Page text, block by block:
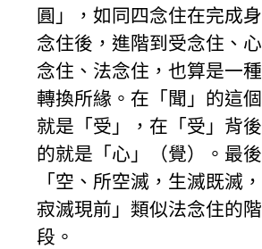
圓」，如同四念住在完成身
念住後，進階到受念住、心
念住、法念住，也算是一種
轉換所緣。在「聞」的這個
就是「受」，在「受」背後
的就是「心」（覺）。最後
「空、所空滅，生滅既滅，
寂滅現前」類似法念住的階
段。